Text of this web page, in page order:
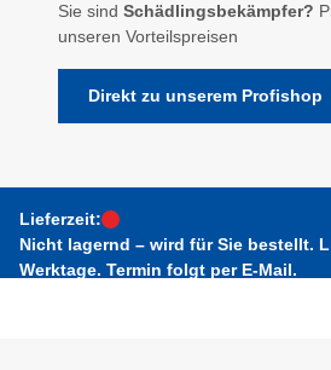
Sie sind Schädlingsbekämpfer?
unseren Vorteilspreisen
Direkt zu unserem Profishop
Lieferzeit:
Nicht lagernd – wird für Sie bestellt.
Werktage. Termin folgt per E-Mail.